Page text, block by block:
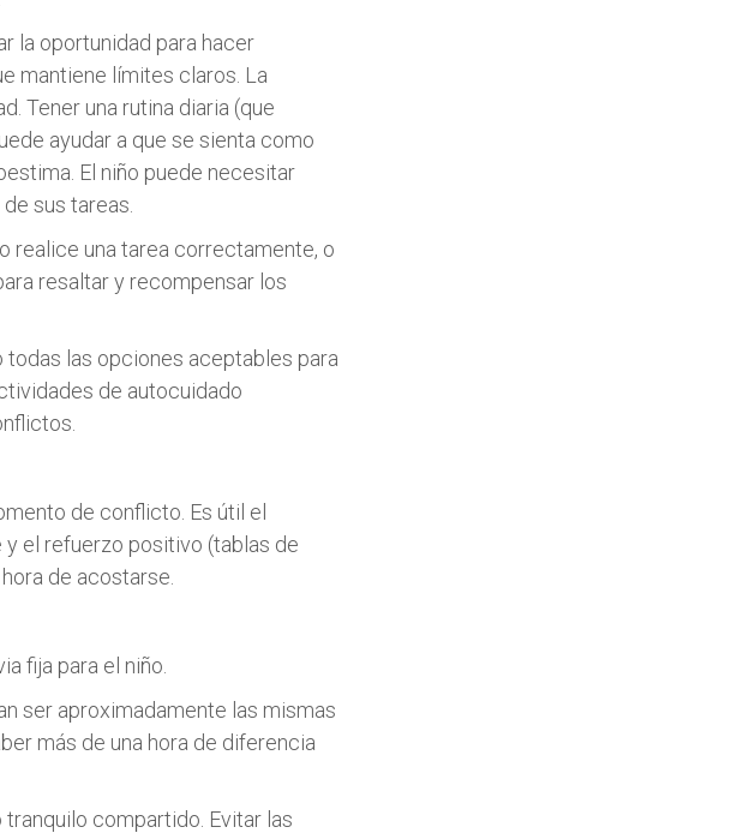
la oportunidad para hacer
mantiene límites claros. La
Tener una rutina diaria (que
ayudar a que se sienta como
El niño puede necesitar
sus tareas.
realice una tarea correctamente, o
resaltar y recompensar los
las opciones aceptables para
de autocuidado
de conflicto. Es útil el
el refuerzo positivo (tablas de
de acostarse.
fija para el niño.
ser aproximadamente las mismas
más de una hora de diferencia
compartido. Evitar las